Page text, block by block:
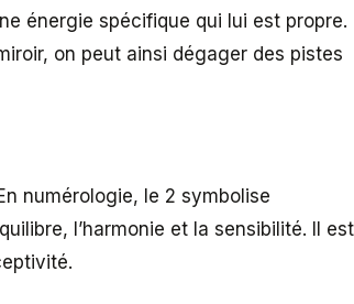
énergie spécifique qui lui est propre.
on peut ainsi dégager des pistes
numérologie, le 2 symbolise
l’harmonie et la sensibilité. Il est